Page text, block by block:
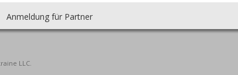
Anmeldung für Partner
LLC.